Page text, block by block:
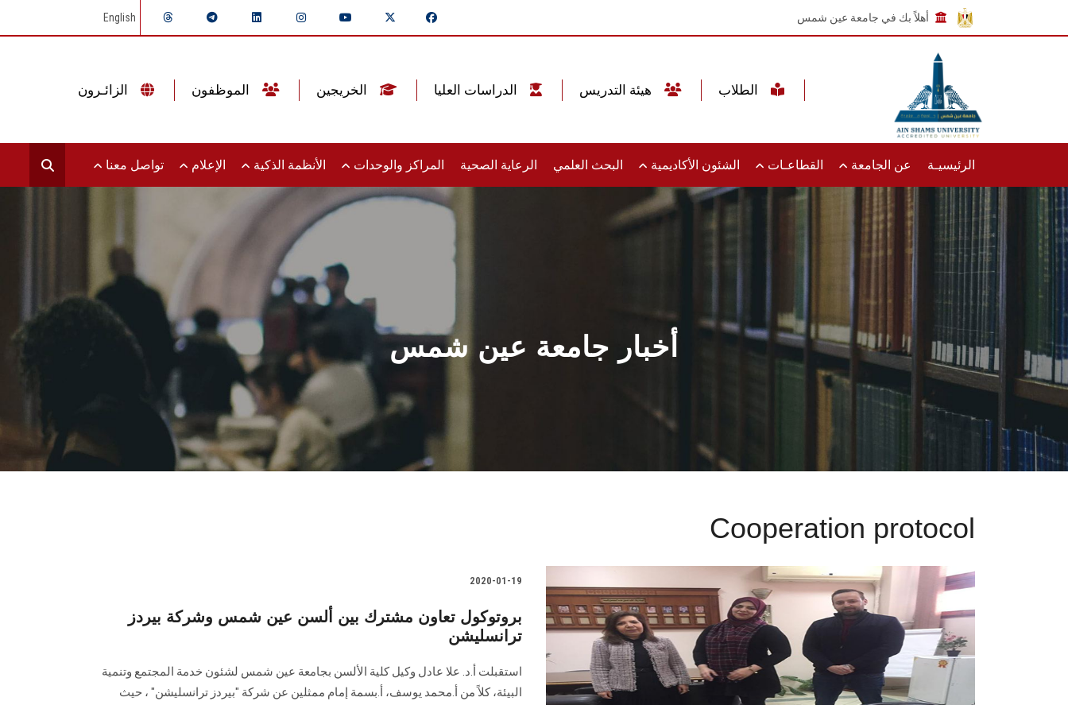
أهلاً بك في جامعة عين شمس English
الرئيسيـة عن الجامعة القطاعـات الشئون الأكاديمية البحث العلمي الرعاية الصحية المراكز والوحدات الأنظمة الذكية الإعلام تواصل معنا
أخبار جامعة عين شمس
Cooperation protocol
2020-01-19
بروتوكول تعاون مشترك بين ألسن عين شمس وشركة بيردز
ترانسليشن
استقبلت أ.د. علا عادل وكيل كلية الألسن بجامعة عين شمس لشئون خدمة المجتمع وتنمية
البيئة، كلاً من أ.محمد يوسف، أ.بسمة إمام ممثلين عن شركة "بيردز ترانسليشن" ، حيث